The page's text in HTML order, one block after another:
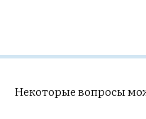
Некоторые вопросы